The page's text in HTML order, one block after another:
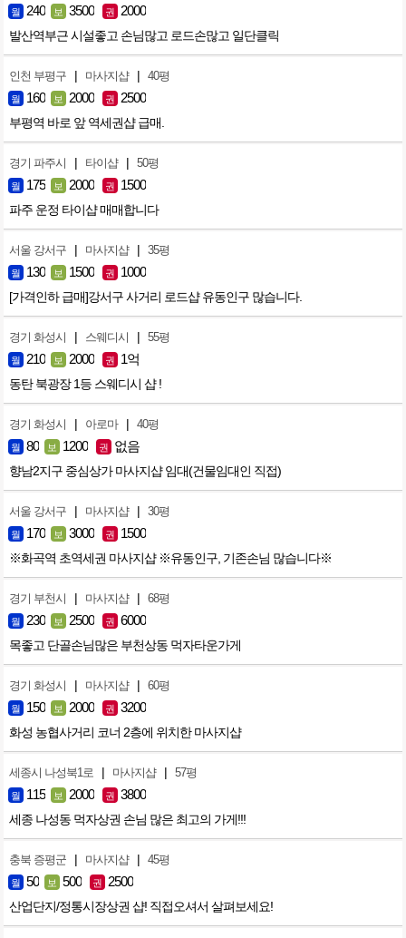
월 240 보 3500 권 2000
발산역부근 시설좋고 손님많고 로드손많고 일단클릭
인천 부평구 | 마사지샵 | 40평
월 160 보 2000 권 2500
부평역 바로 앞 역세권샵 급매.
경기 파주시 | 타이샵 | 50평
월 175 보 2000 권 1500
파주 운정 타이샵 매매합니다
서울 강서구 | 마사지샵 | 35평
월 130 보 1500 권 1000
[가격인하 급매]강서구 사거리 로드샵 유동인구 많습니다.
경기 화성시 | 스웨디시 | 55평
월 210 보 2000 권 1억
동탄 북광장 1등 스웨디시 샵 !
경기 화성시 | 아로마 | 40평
월 80 보 1200 권 없음
향남2지구 중심상가 마사지샵 임대(건물임대인 직접)
서울 강서구 | 마사지샵 | 30평
월 170 보 3000 권 1500
※화곡역 초역세권 마사지샵 ※유동인구, 기존손님 많습니다※
경기 부천시 | 마사지샵 | 68평
월 230 보 2500 권 6000
목좋고 단골손님많은 부천상동 먹자타운가게
경기 화성시 | 마사지샵 | 60평
월 150 보 2000 권 3200
화성 농협사거리 코너 2층에 위치한 마사지샵
세종시 나성북1로 | 마사지샵 | 57평
월 115 보 2000 권 3800
세종 나성동 먹자상권 손님 많은 최고의 가게!!!
충북 증평군 | 마사지샵 | 45평
월 50 보 500 권 2500
산업단지/정통시장상권 샵! 직접오셔서 살펴보세요!